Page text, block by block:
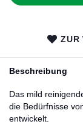
ZUR
Beschreibung
Das mild
die Bedürfnisse
entwickelt.